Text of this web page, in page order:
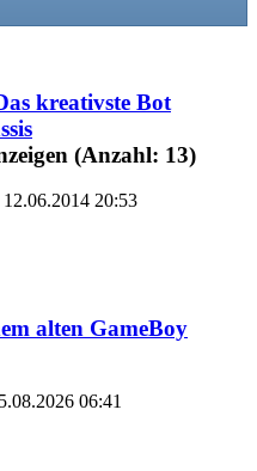
kreativste Bot
12.06.2014 20:53
alten GameBoy
06:41